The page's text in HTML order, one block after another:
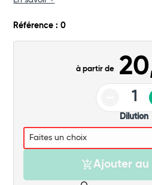
Référence : 0
à partir de
Dilution
Ajouter au